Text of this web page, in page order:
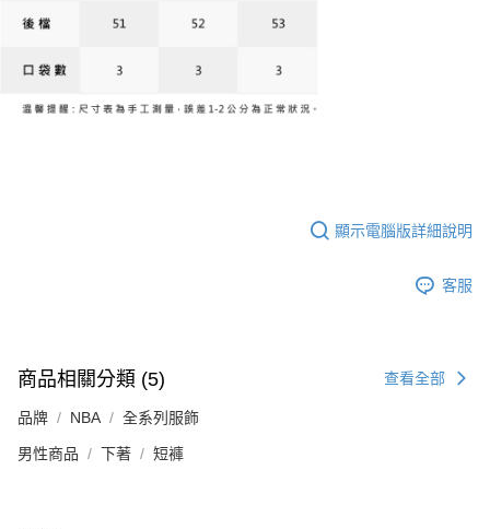
顯示電腦版詳細說明
客服
商品相關分類 (5) 查看全部
品牌 NBA 全系列服飾
男性商品 下著 短褲